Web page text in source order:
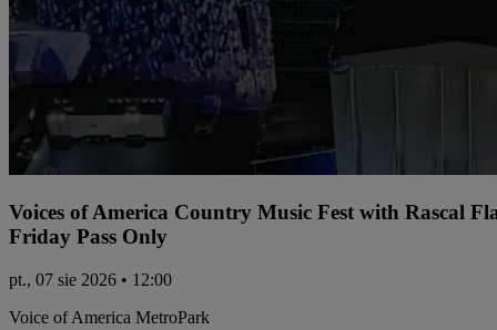
Voices of America Country Music Fest with Rascal
Friday Pass Only
pt., 07 sie 2026 • 12:00
Voice of America MetroPark